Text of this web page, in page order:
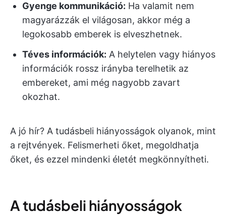
Gyenge kommunikáció: Ha valamit nem
magyarázzák el világosan, akkor még a
legokosabb emberek is elveszhetnek.
Téves információk: A helytelen vagy hiányos
információk rossz irányba terelhetik az
embereket, ami még nagyobb zavart
okozhat.
A jó hír? A tudásbeli hiányosságok olyanok, mint
a rejtvények. Felismerheti őket, megoldhatja
őket, és ezzel mindenki életét megkönnyítheti.
A tudásbeli hiányosságok